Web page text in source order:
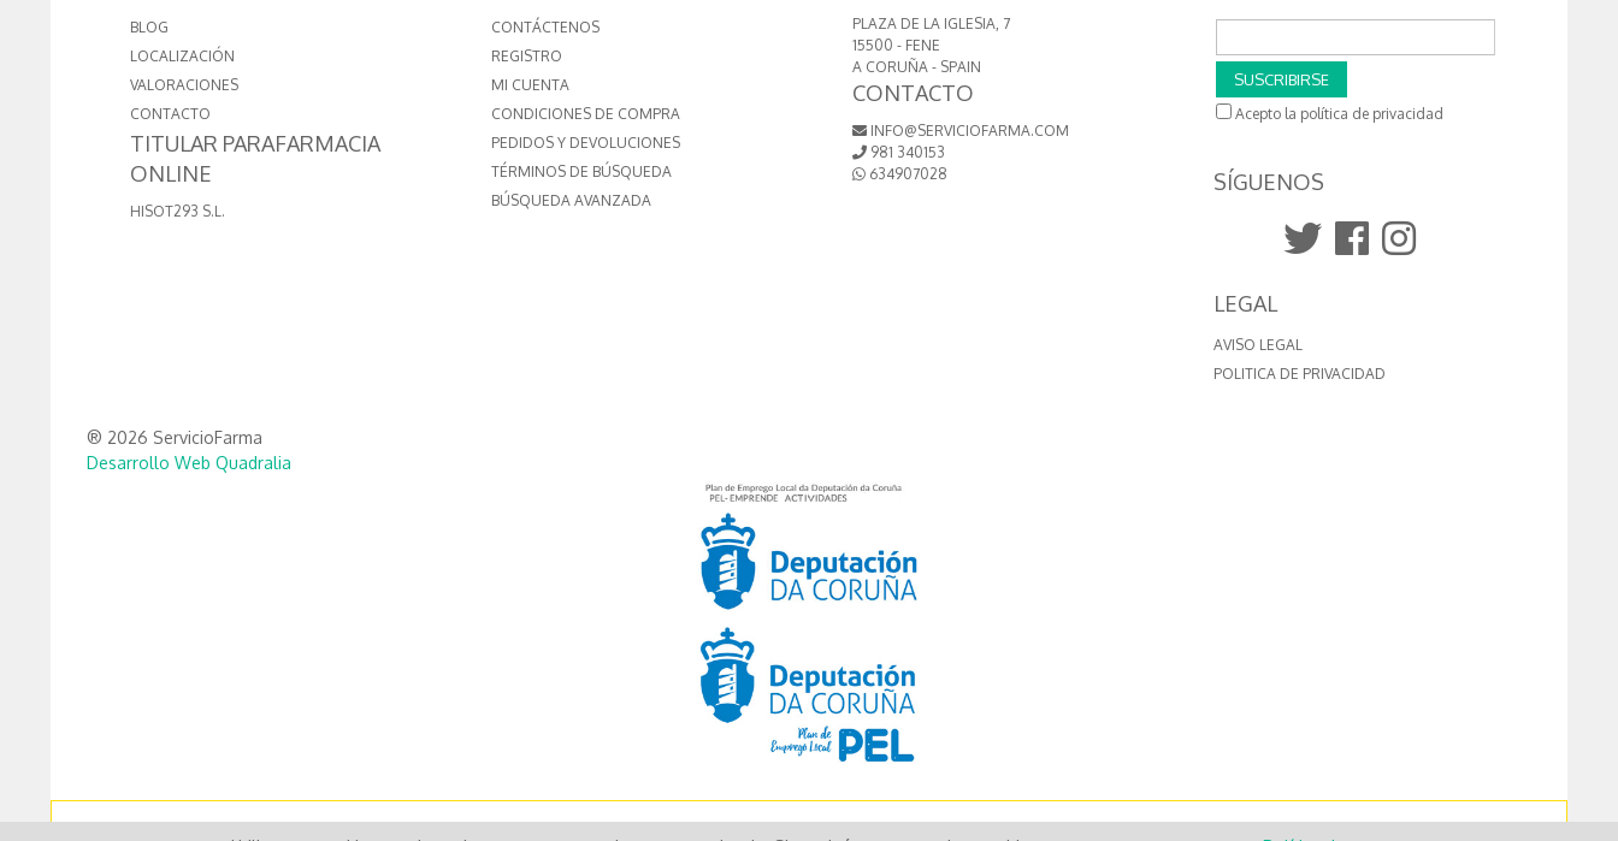
BLOG
LOCALIZACIÓN
VALORACIONES
CONTACTO
TITULAR PARAFARMACIA
ONLINE
HISOT293 S.L.
CONTÁCTENOS
REGISTRO
MI CUENTA
CONDICIONES DE COMPRA
PEDIDOS Y DEVOLUCIONES
TÉRMINOS DE BÚSQUEDA
BÚSQUEDA AVANZADA
PLAZA DE LA IGLESIA, 7
15500 - FENE
A CORUÑA - SPAIN
CONTACTO
INFO@SERVICIOFARMA.COM
981 340153
634907028
SUSCRIBIRSE
Acepto la política de privacidad
SÍGUENOS
LEGAL
AVISO LEGAL
POLITICA DE PRIVACIDAD
® 2026 ServicioFarma
Desarrollo Web Quadralia